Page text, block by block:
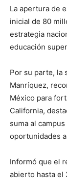
La apertura de
inicial de 80
estrategia
educación
Por su parte, la
Manríquez,
México para
California,
suma al
oportunidades
Informó que el
abierto hasta el